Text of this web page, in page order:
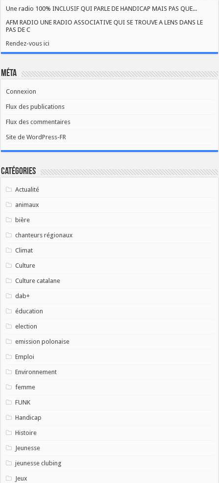
Une radio 100% INCLUSIF QUI PARLE DE HANDICAP MAIS PAS QUE...
AFM RADIO UNE RADIO ASSOCIATIVE QUI SE TROUVE A LENS DANS LE
PAS DE C
Rendez-vous ici
Méta
Connexion
Flux des publications
Flux des commentaires
Site de WordPress-FR
Catégories
Actualité
animaux
bière
chanteurs régionaux
Climat
Culture
Culture catalane
dab+
éducation
election
emission polonaise
Emploi
Environnement
femme
FUNK
Handicap
Histoire
Jeunesse
jeunesse clubing
Jeux